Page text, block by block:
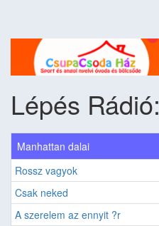
Lépés Rádió:
Manhattan dalai
Rossz vagyok
Csak neked
A szerelem az ennyit ?r